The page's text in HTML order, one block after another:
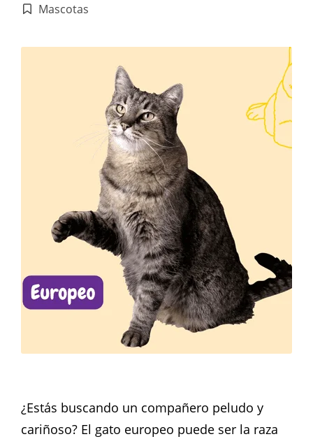
Publicado
Mascotas
¿Estás buscando un compañero peludo y
cariñoso? El gato europeo puede ser la raza